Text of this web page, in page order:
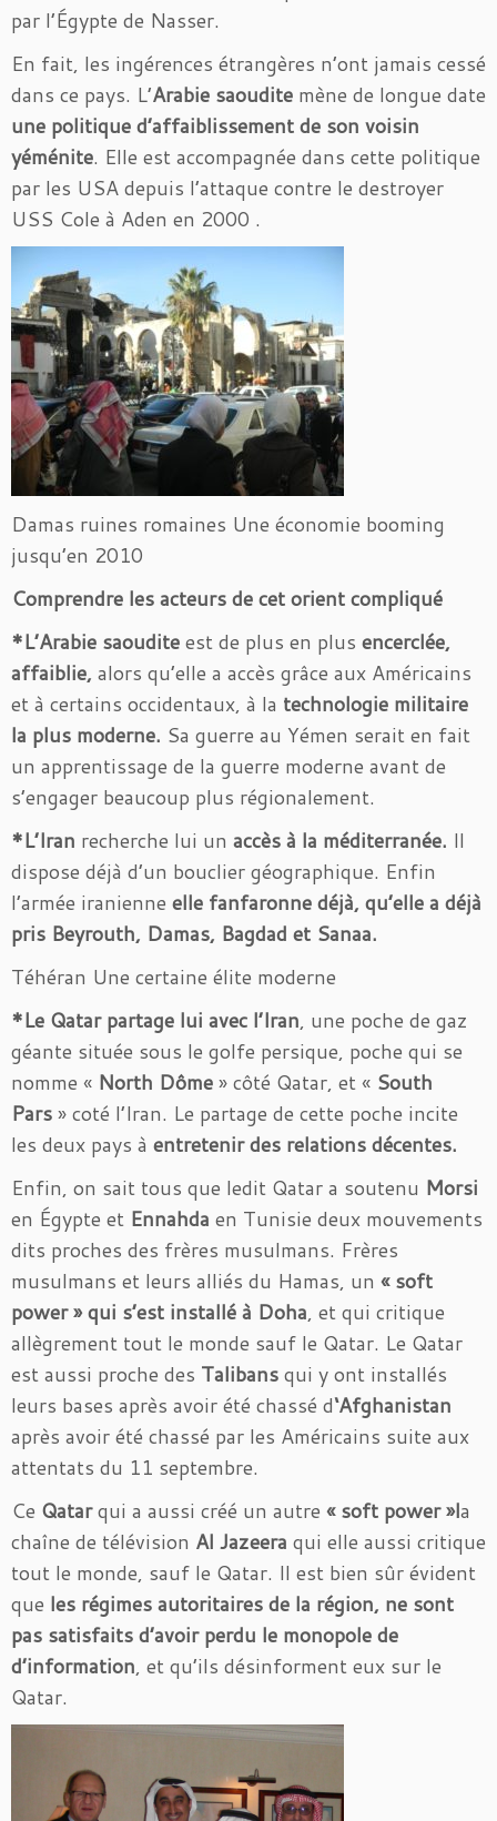
par l’Égypte de Nasser.
En fait, les ingérences étrangères n’ont jamais cessé
dans ce pays. L’Arabie saoudite mène de longue date
une politique d’affaiblissement de son voisin
yéménite. Elle est accompagnée dans cette politique
par les USA depuis l’attaque contre le destroyer
USS Cole à Aden en 2000 .
Damas ruines romaines Une économie booming
jusqu’en 2010
Comprendre les acteurs de cet orient compliqué
*L’Arabie saouditeest de plus en plus encerclée,
affaiblie, alors qu’elle a accès grâce aux Américains
et à certains occidentaux, à la technologie militaire
la plus moderne. Sa guerre au Yémen serait en fait
un apprentissage de la guerre moderne avant de
s’engager beaucoup plus régionalement.
*L’Iran recherche lui un accès à la méditerranée. Il
dispose déjà d’un bouclier géographique. Enfin
l’armée iranienne elle fanfaronne déjà, qu’elle a déjà
pris Beyrouth, Damas, Bagdad et Sanaa.
Téhéran Une certaine élite moderne
*Le Qatar partage lui avec l’Iran, une poche de gaz
géante située sous le golfe persique, poche qui se
nomme « North Dôme» côté Qatar, et « South
Pars» coté l’Iran. Le partage de cette poche incite
les deux pays à entretenir des relations décentes.
Enfin, on sait tous que ledit Qatar a soutenu Morsi
en Égypte et Ennahda en Tunisie deux mouvements
dits proches des frères musulmans. Frères
musulmans et leurs alliés du Hamas, un « soft
power »qui s’est installé à Doha, et qui critique
allègrement tout le monde sauf le Qatar. Le Qatar
est aussi proche des Talibansqui y ont installés
leurs bases après avoir été chassé d‘Afghanistan
après avoir été chassé par les Américains suite aux
attentats du 11 septembre.
Ce Qatarqui a aussi créé un autre « soft power »la
chaîne de télévision Al Jazeera qui elle aussi critique
tout le monde, sauf le Qatar. Il est bien sûr évident
que les régimes autoritaires de la région, ne sont
pas satisfaits d’avoir perdu le monopole de
d’information, et qu’ils désinforment eux sur le
Qatar.